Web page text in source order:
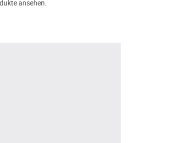
ansehen.